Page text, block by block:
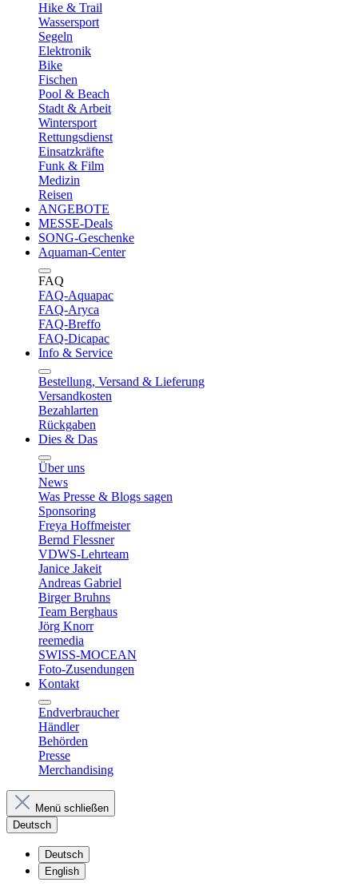
Hike & Trail
Wassersport
Segeln
Elektronik
Bike
Fischen
Pool & Beach
Stadt & Arbeit
Wintersport
Rettungsdienst
Einsatzkräfte
Funk & Film
Medizin
Reisen
ANGEBOTE
MESSE-Deals
SONG-Geschenke
Aquaman-Center
FAQ
FAQ-Aquapac
FAQ-Aryca
FAQ-Breffo
FAQ-Dicapac
Info & Service
Bestellung, Versand & Lieferung
Versandkosten
Bezahlarten
Rückgaben
Dies & Das
Über uns
News
Was Presse & Blogs sagen
Sponsoring
Freya Hoffmeister
Bernd Flessner
VDWS-Lehrteam
Janice Jakeit
Andreas Gabriel
Birger Bruhns
Team Berghaus
Jörg Knorr
reemedia
SWISS-MOCEAN
Foto-Zusendungen
Kontakt
Endverbraucher
Händler
Behörden
Presse
Merchandising
Menü schließen
Deutsch
Deutsch
English